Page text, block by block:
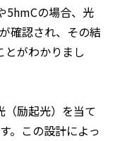
5hmCの場合、光
確認され、その結
とがわかりまし
（励起光）を当て
。この設計によっ